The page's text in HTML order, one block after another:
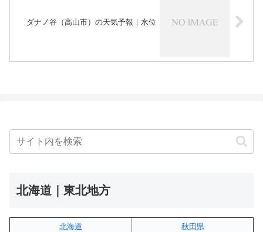
ダナノ谷（高山市）の天気予報｜水位
北海道｜東北地方
北海道
秋田県